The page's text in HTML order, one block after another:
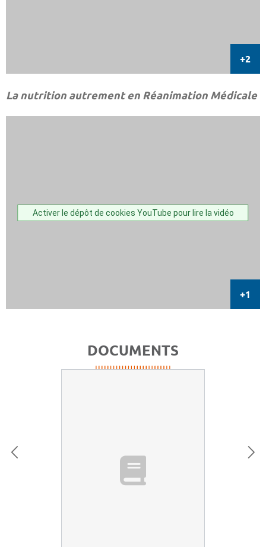
La nutrition autrement en Réanimation Médicale
Activer le dépôt de cookies YouTube pour lire la vidéo
DOCUMENTS